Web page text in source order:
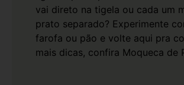
vai direto na tigela ou cada um
prato separado? Experimente
farofa ou pão e volte aqui pra
mais dicas, confira Moqueca de